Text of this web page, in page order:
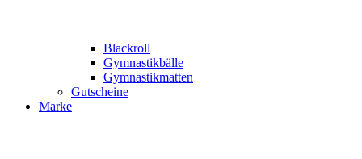
Blackroll
Gymnastikbälle
Gymnastikmatten
Gutscheine
Marke